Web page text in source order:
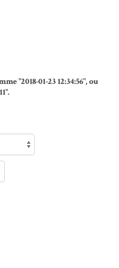
"2018-01-23 12:34:56", ou